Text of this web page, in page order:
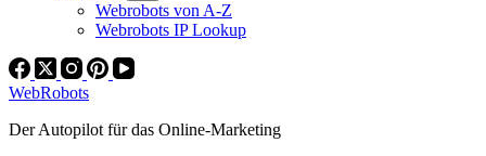
Webrobots von A-Z
Webrobots IP Lookup
WebRobots
Der Autopilot für das Online-Marketing